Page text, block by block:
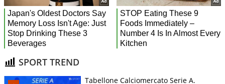
SPORT TREND
Tabellone Calciomercato Serie A.